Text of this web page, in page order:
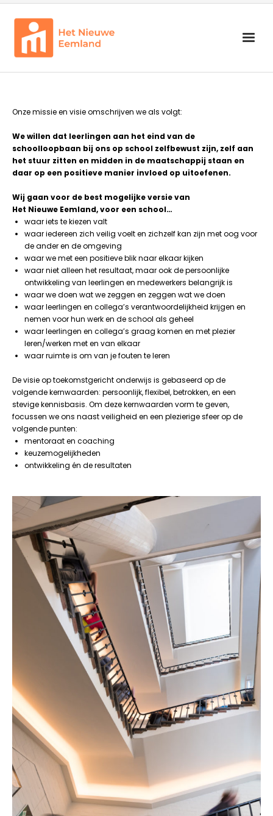
Begeleiding
Schoolorganisatie
Info voor groep 7 en 8
Zoeken
Onze missie en visie omschrijven we als volgt:
We willen dat leerlingen aan het eind van de
schoolloopbaan bij ons op school zelfbewust zijn, zelf aan
het stuur zitten en midden in de maatschappij staan en
daar op een positieve manier invloed op uitoefenen.
Wij gaan voor de best mogelijke versie van
Het Nieuwe Eemland,voor een school…
waar iets te kiezen valt
waar iedereen zich veilig voelt en zichzelf kan zijn met oog voor
de ander en de omgeving
waar we met een positieve blik naar elkaar kijken
waar niet alleen het resultaat, maar ook de persoonlijke
ontwikkeling van leerlingen en medewerkers belangrijk is
waar we doen wat we zeggen en zeggen wat we doen
waar leerlingen en collega’s verantwoordelijkheid krijgen en
nemen voor hun werk en de school als geheel
waar leerlingen en collega’s graag komen en met plezier
leren/werken met en van elkaar
waar ruimte is om van je fouten te leren
De visie op toekomstgericht onderwijs is gebaseerd op de
volgende kernwaarden: persoonlijk, flexibel, betrokken, en een
stevige kennisbasis. Om deze kernwaarden vorm te geven,
focussen we ons naast veiligheid en een plezierige sfeer op de
volgende punten:
mentoraat en coaching
keuzemogelijkheden
ontwikkeling én de resultaten